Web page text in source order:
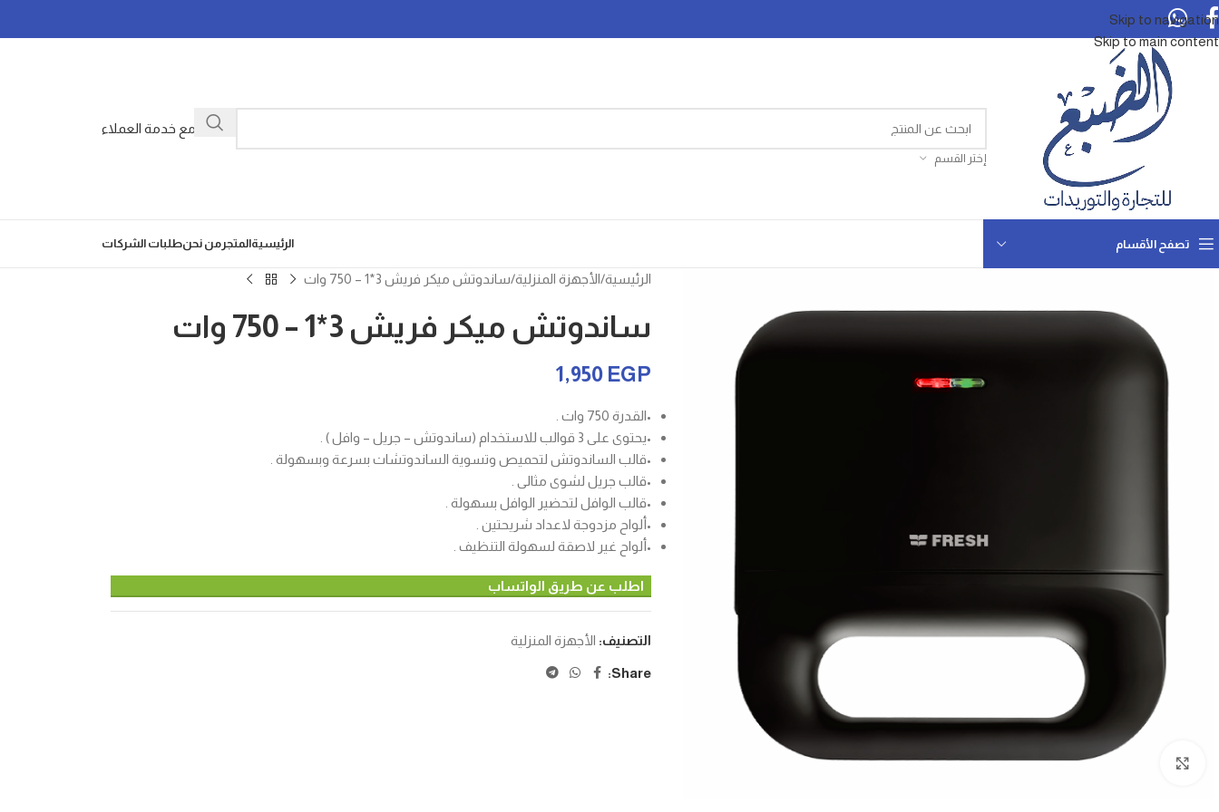
Skip to navigation
Skip to main content
إختر القسم
تواصل مع خدمة العملاء
تصفح الأقسام الرئيسيةالمتجر من نحنطلبات الشركات
Click to enlarge
الرئيسية الأجهزة المنزلية ساندوتش ميكر فريش 3*1 – 750 وات
ساندوتش ميكر فريش 3*1 – 750 وات
1,950 EGP
•القدرة 750 وات .
•يحتوى على 3 قوالب للاستخدام (ساندوتش – جريل – وافل ) .
•قالب الساندوتش لتحميص وتسوية الساندوتشات بسرعة وبسهولة .
•قالب جريل لشوى مثالى .
•قالب الوافل لتحضير الوافل بسهولة .
•ألواح مزدوجة لاعداد شريحتين .
•ألواح غير لاصقة لسهولة التنظيف .
اطلب عن طريق الواتساب
التصنيف: الأجهزة المنزلية
Share: